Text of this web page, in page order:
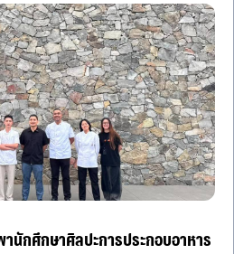
านักศึกษาศิลปะการประกอบอาหาร